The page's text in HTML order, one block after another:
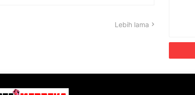
Lebih lama